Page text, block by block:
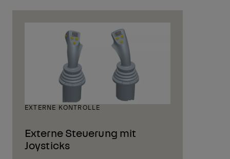
EXTERNE KONTROLLE
Externe Steuerung mit
Joysticks